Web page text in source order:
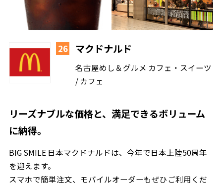
26 マクドナルド
名古屋めし＆グルメ カフェ・スイーツ
/ カフェ
リーズナブルな価格と、満足できるボリューム
に納得。
BIG SMILE 日本マクドナルドは、今年で日本上陸50周年
を迎えます。
スマホで簡単注文、モバイルオーダーもぜひご利用くだ